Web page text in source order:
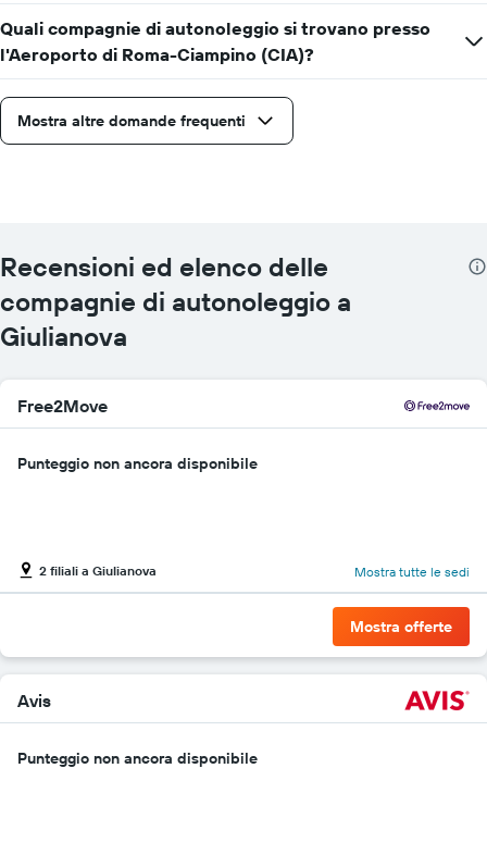
Quali compagnie di autonoleggio si trovano presso
l'Aeroporto di Roma-Ciampino (CIA)?
Mostra altre domande frequenti
Recensioni ed elenco delle
compagnie di autonoleggio a
Giulianova
Free2Move
Punteggio non ancora disponibile
2 filiali a Giulianova Mostra tutte le sedi
Mostra offerte
Avis
Punteggio non ancora disponibile